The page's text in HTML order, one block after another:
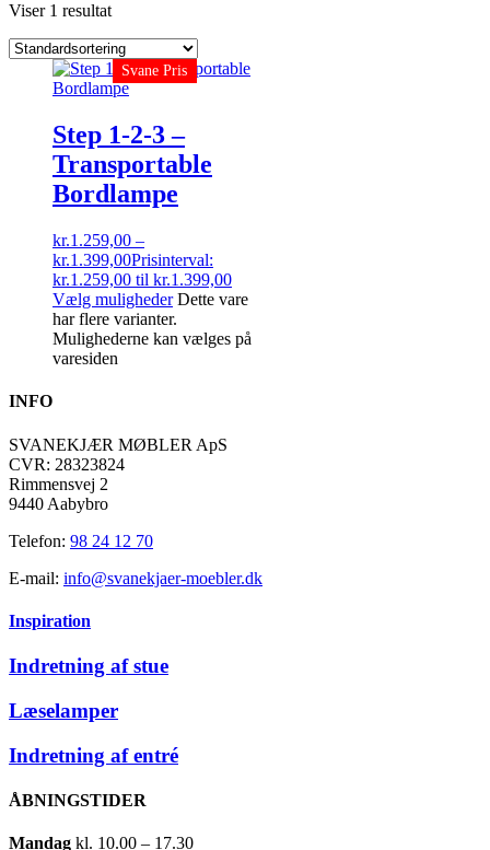
Viser 1 resultat
Svane Pris
Step 1-2-3 –
Transportable
Bordlampe
kr.1.259,00 –
kr.1.399,00Prisinterval:
kr.1.259,00 til kr.1.399,00
Vælg muligheder Dette vare
har flere varianter.
Mulighederne kan vælges på
varesiden
INFO
SVANEKJÆR MØBLER ApS
CVR: 28323824
Rimmensvej 2
9440 Aabybro
Telefon: 98 24 12 70
E-mail: info@svanekjaer-moebler.dk
Inspiration
Indretning af stue
Læselamper
Indretning af entré
ÅBNINGSTIDER
Mandag ​ kl. 10.00 – 17.30​